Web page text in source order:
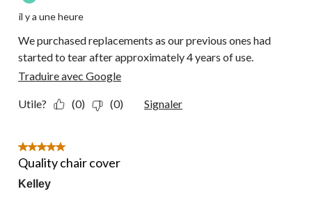
il y a une heure
We purchased replacements as our previous ones had
started to tear after approximately 4 years of use.
Traduire avec Google
Utile? (0) (0) Signaler
5 étoile(s) sur 5.
Quality chair cover
Kelley